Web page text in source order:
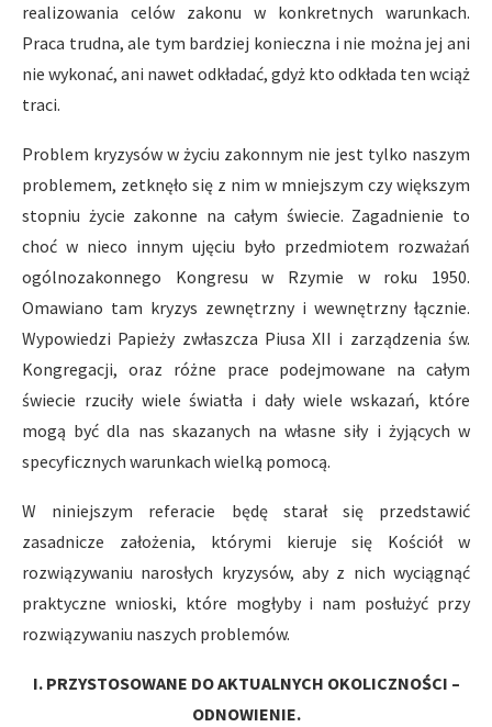
realizowania celów zakonu w konkretnych warunkach.
Praca trudna, ale tym bardziej konieczna i nie można jej ani
nie wykonać, ani nawet odkładać, gdyż kto odkłada ten wciąż
traci.
Problem kryzysów w życiu zakonnym nie jest tylko naszym
problemem, zetknęło się z nim w mniejszym czy większym
stopniu życie zakonne na całym świecie. Zagadnienie to
choć w nieco innym ujęciu było przedmiotem rozważań
ogólnozakonnego Kongresu w Rzymie w roku 1950.
Omawiano tam kryzys zewnętrzny i wewnętrzny łącznie.
Wypowiedzi Papieży zwłaszcza Piusa XII i zarządzenia św.
Kongregacji, oraz różne prace podejmowane na całym
świecie rzuciły wiele światła i dały wiele wskazań, które
mogą być dla nas skazanych na własne siły i żyjących w
specyficznych warunkach wielką pomocą.
W niniejszym referacie będę starał się przedstawić
zasadnicze założenia, którymi kieruje się Kościół w
rozwiązywaniu narosłych kryzysów, aby z nich wyciągnąć
praktyczne wnioski, które mogłyby i nam posłużyć przy
rozwiązywaniu naszych problemów.
I. PRZYSTOSOWANE DO AKTUALNYCH OKOLICZNOŚCI –
ODNOWIENIE.